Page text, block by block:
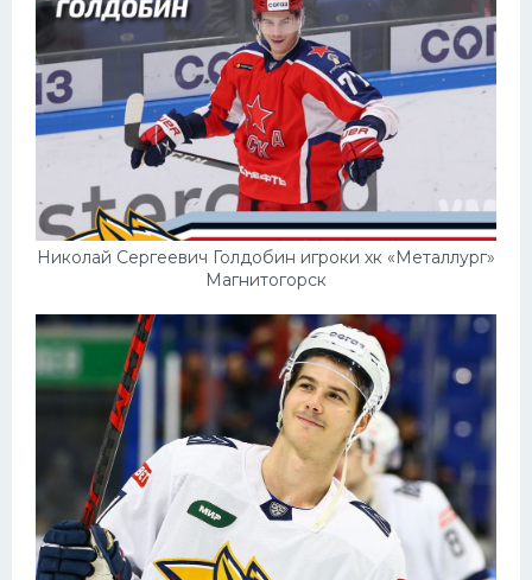
Николай Сергеевич Голдобин игроки хк «Металлург»
Магнитогорск